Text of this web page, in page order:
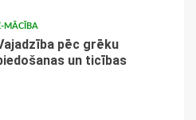
MĀCĪBA
pēc grēku
un ticības